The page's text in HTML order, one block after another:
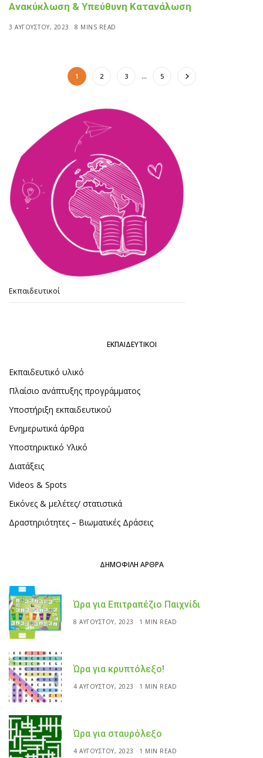
Ανακύκλωση & Υπεύθυνη Κατανάλωση
3 ΑΥΓΟΎΣΤΟΥ, 2023 8 MINS READ
1 2 3 … 5
Εκπαιδευτικοί
ΕΚΠΑΙΔΕΥΤΙΚΟΊ
Εκπαιδευτικό υλικό
Πλαίσιο ανάπτυξης προγράμματος
Υποστήριξη εκπαιδευτικού
Ενημερωτικά άρθρα
Υποστηρικτικό Υλικό
Διατάξεις
Videos & Spots
Εικόνες & μελέτες/ στατιστικά
Δραστηριότητες – Βιωματικές Δράσεις
ΔΗΜΟΦΙΛΉ ΆΡΘΡΑ
Ώρα για Επιτραπέζιο Παιχνίδι
8 ΑΥΓΟΎΣΤΟΥ, 2023 1 MIN READ
Ώρα για κρυπτόλεξο!
4 ΑΥΓΟΎΣΤΟΥ, 2023 1 MIN READ
Ώρα για σταυρόλεξο
4 ΑΥΓΟΎΣΤΟΥ, 2023 1 MIN READ